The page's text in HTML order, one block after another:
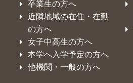
卒業生の方へ
近隣地域の在住・在勤
の方へ
女子中高生の方へ
本学へ入学予定の方へ
他機関・一般の方へ